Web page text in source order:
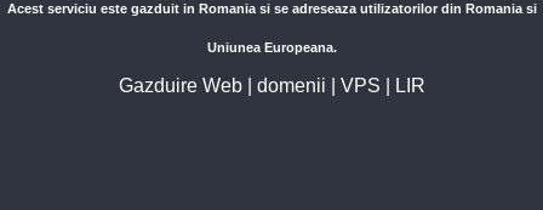
Acest serviciu este gazduit in Romania si se adreseaza utilizatorilor din Romania si
Uniunea Europeana.
Gazduire Web| domenii VPS LIR